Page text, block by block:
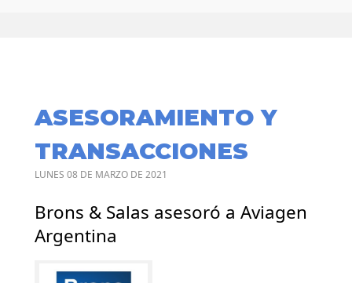
ASESORAMIENTO Y
TRANSACCIONES
LUNES 08 DE MARZO DE 2021
Brons & Salas asesoró a Aviagen
Argentina